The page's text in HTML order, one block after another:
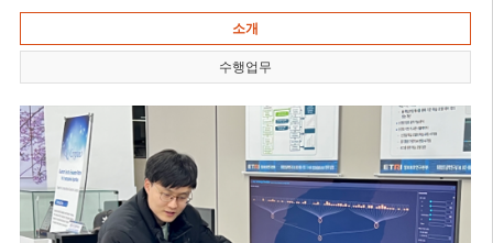
소개
수행업무